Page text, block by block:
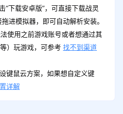
下载安卓版”，可直接下载战灵
进模拟器，即可自动解析安装。
使用之前游戏账号或者想通过其
）玩游戏，可参考 找不到渠道
键鼠云方案，如果想自定义键
详解